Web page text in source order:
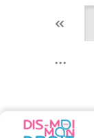
«
...